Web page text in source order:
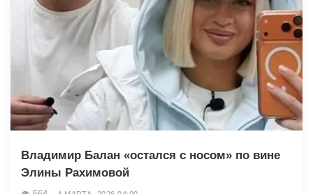
Владимир Балан «остался с носом» по вине
Элины Рахимовой